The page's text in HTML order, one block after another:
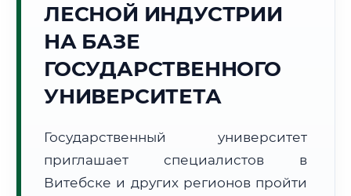
Погода в г. Витебск:☁️ +12°C
🌅 Восход: 05:23
Световой день:15 ч. 22 мин.
Субъект:
Республика Беларусь
Тел. код:
+375 (212)
Почтовые индексы:
210000–210041
ЛЕСНОЙ ИНДУСТРИИ
НА БАЗЕ
ГОСУДАРСТВЕННОГО
УНИВЕРСИТЕТА
Государственный университет
приглашает специалистов в
Витебске и других регионов пройти